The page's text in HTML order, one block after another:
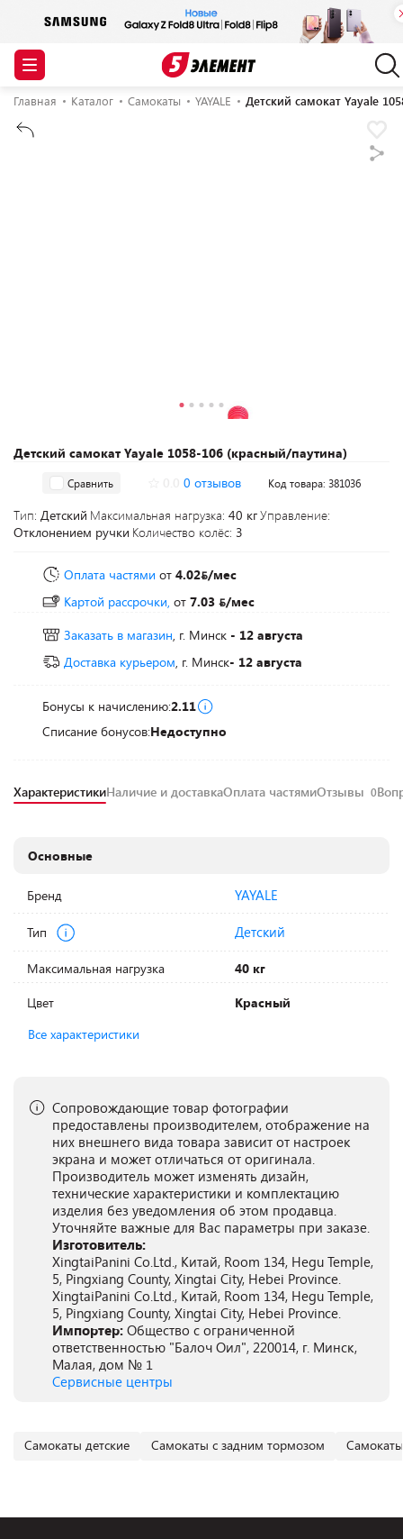
Главная Каталог Самокаты YAYALE Детский самокат Yayale
Детский самокат Yayale 1058-106 (красный/паутина)
Сравнить 0 отзывов Код товара: 381036
Тип: Детский Максимальная нагрузка: 40 кгУправление:
Отклонением ручки Количество колёс: 3
Оплата частями от 4.02 /мес
Картой рассрочки, от 7.03
/мес
Заказать в магазин, г. Минск - 12 августа
Доставка курьером, г. Минск- 12 августа
Бонусы к начислению:2.11
Списание бонусов:Недоступно
ХарактеристикиНаличие и доставкаОплата частямиОтзывы 0
Основные
Бренд YAYALE
Тип Детский
Максимальная нагрузка
40 кг
Цвет
Красный
Все характеристики
Сопровождающие товар фотографии
предоставлены производителем, отображение на
них внешнего вида товара зависит от настроек
экрана и может отличаться от оригинала.
Производитель может изменять дизайн,
технические характеристики и комплектацию
изделия без уведомления об этом продавца.
Уточняйте важные для Вас параметры при заказе.
Изготовитель:
XingtaiPanini Co.Ltd., Китай, Room 134, Hegu Temple,
5, Pingxiang County, Xingtai City, Hebei Province.
XingtaiPanini Co.Ltd., Китай, Room 134, Hegu Temple,
5, Pingxiang County, Xingtai City, Hebei Province.
Импортер: Общество с ограниченной
ответственностью "Балоч Оил", 220014, г. Минск,
Малая, дом № 1
Сервисные центры
Самокаты детские Самокаты с задним тормозом